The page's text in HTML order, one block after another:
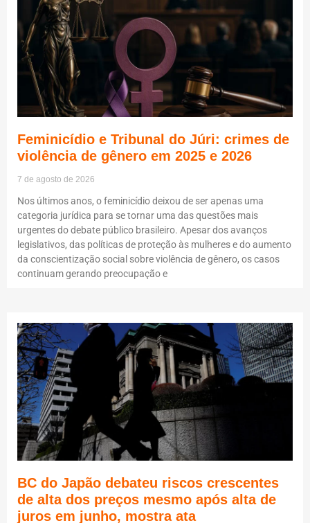
Feminicídio e Tribunal do Júri: crimes de
violência de gênero em 2025 e 2026
7 de agosto de 2026
Nos últimos anos, o feminicídio deixou de ser apenas uma
categoria jurídica para se tornar uma das questões mais
urgentes do debate público brasileiro. Apesar dos avanços
legislativos, das políticas de proteção às mulheres e do aumento
da conscientização social sobre violência de gênero, os casos
continuam gerando preocupação e
BC do Japão debateu riscos crescentes
de alta dos preços mesmo após alta de
juros em junho, mostra ata